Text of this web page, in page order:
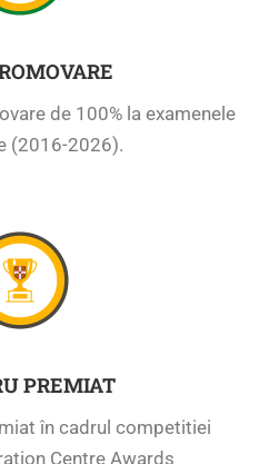
de 100% la examenele
(2016-2026).
PREMIAT
în cadrul competitiei
Centre Awards